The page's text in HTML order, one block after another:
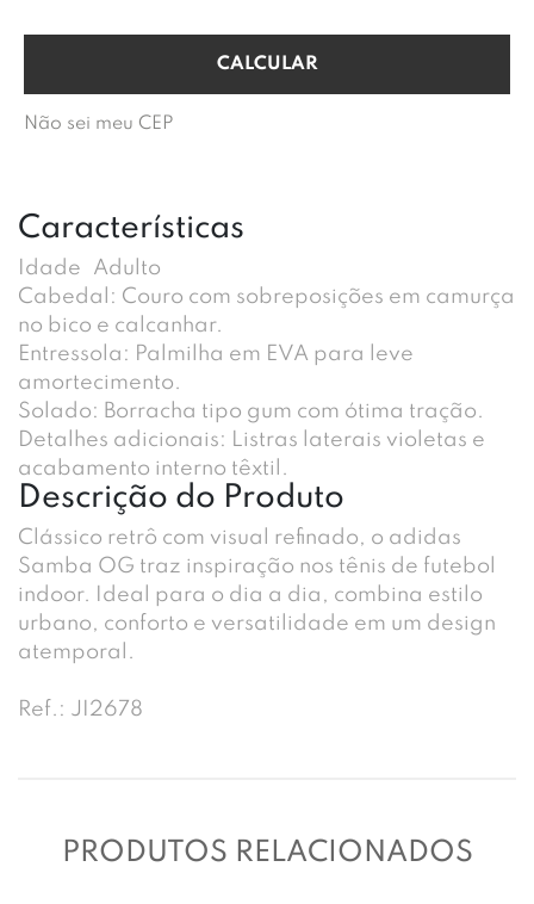
Não sei meu CEP
Características
Idade
Adulto
Cabedal: Couro com sobreposições em camurça
no bico e calcanhar.
Entressola: Palmilha em EVA para leve
amortecimento.
Solado: Borracha tipo gum com ótima tração.
Detalhes adicionais: Listras laterais violetas e
acabamento interno têxtil.
Descrição do Produto
Clássico retrô com visual refinado, o adidas
Samba OG traz inspiração nos tênis de futebol
indoor. Ideal para o dia a dia, combina estilo
urbano, conforto e versatilidade em um design
atemporal.
Ref.: JI2678
PRODUTOS RELACIONADOS